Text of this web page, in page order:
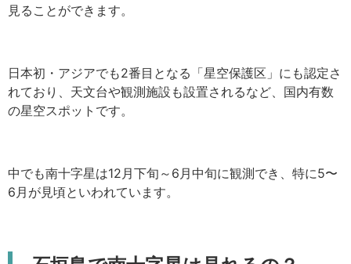
見ることができます。
日本初・アジアでも2番目となる「星空保護区」にも認定さ
れており、天文台や観測施設も設置されるなど、国内有数
の星空スポットです。
中でも南十字星は12月下旬～6月中旬に観測でき、特に5〜
6月が見頃といわれています。